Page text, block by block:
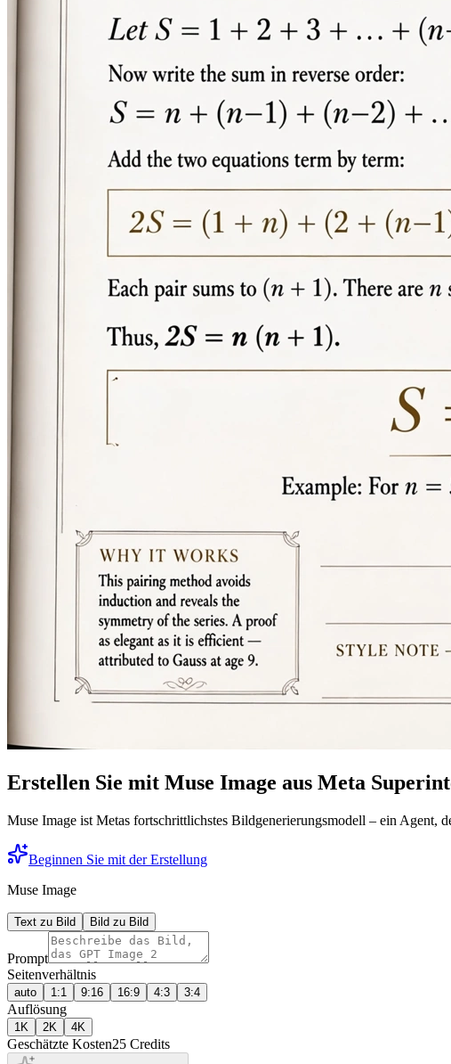
Erstellen Sie mit Muse Image aus Meta
Muse Image ist Metas fortschrittlichstes Bildgenerierungsmodell – ein Agent,
Beginnen Sie mit der Erstellung
Muse Image
Text zu Bild Bild zu Bild
Prompt
Seitenverhältnis
auto 1:1 9:16 16:9 4:3 3:4
Auflösung
1K 2K 4K
Geschätzte Kosten25 Credits